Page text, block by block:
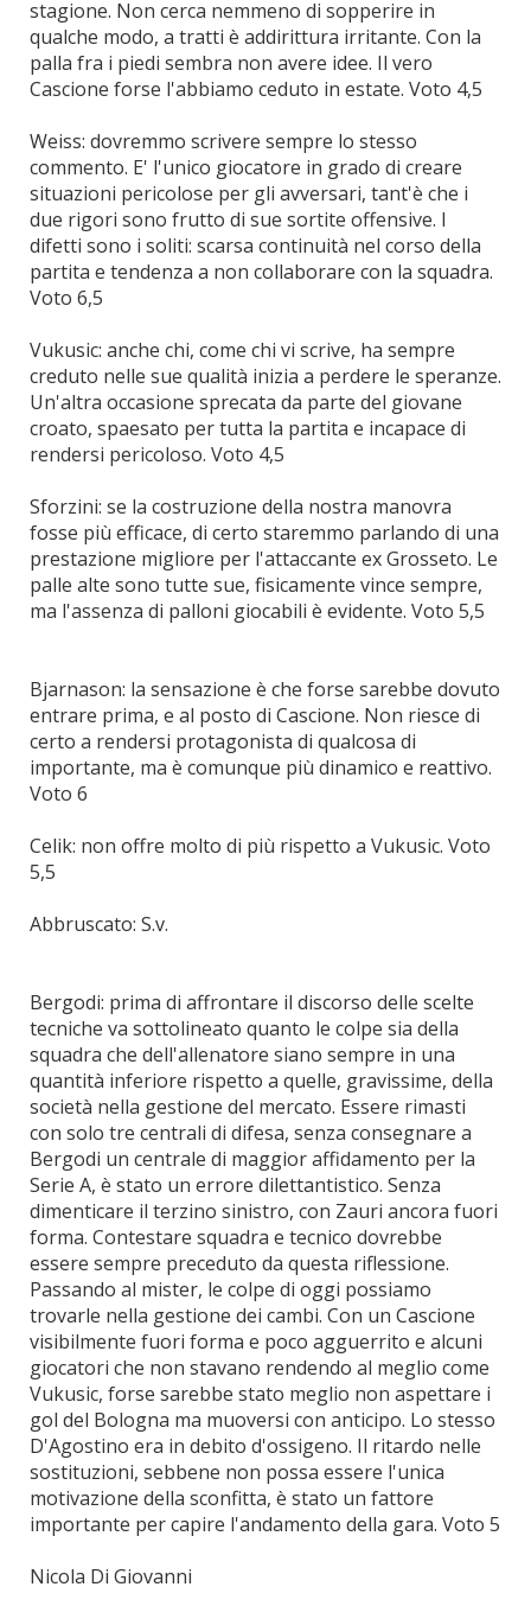
stagione. Non cerca nemmeno di sopperire in
qualche modo, a tratti è addirittura irritante. Con la
palla fra i piedi sembra non avere idee. Il vero
Cascione forse l'abbiamo ceduto in estate. Voto 4,5
Weiss: dovremmo scrivere sempre lo stesso
commento. E' l'unico giocatore in grado di creare
situazioni pericolose per gli avversari, tant'è che i
due rigori sono frutto di sue sortite offensive. I
difetti sono i soliti: scarsa continuità nel corso della
partita e tendenza a non collaborare con la squadra.
Voto 6,5
Vukusic: anche chi, come chi vi scrive, ha sempre
creduto nelle sue qualità inizia a perdere le speranze.
Un'altra occasione sprecata da parte del giovane
croato, spaesato per tutta la partita e incapace di
rendersi pericoloso. Voto 4,5
Sforzini: se la costruzione della nostra manovra
fosse più efficace, di certo staremmo parlando di una
prestazione migliore per l'attaccante ex Grosseto. Le
palle alte sono tutte sue, fisicamente vince sempre,
ma l'assenza di palloni giocabili è evidente. Voto 5,5
Bjarnason: la sensazione è che forse sarebbe dovuto
entrare prima, e al posto di Cascione. Non riesce di
certo a rendersi protagonista di qualcosa di
importante, ma è comunque più dinamico e reattivo.
Voto 6
Celik: non offre molto di più rispetto a Vukusic. Voto
5,5
Abbruscato: S.v.
Bergodi: prima di affrontare il discorso delle scelte
tecniche va sottolineato quanto le colpe sia della
squadra che dell'allenatore siano sempre in una
quantità inferiore rispetto a quelle, gravissime, della
società nella gestione del mercato. Essere rimasti
con solo tre centrali di difesa, senza consegnare a
Bergodi un centrale di maggior affidamento per la
Serie A, è stato un errore dilettantistico. Senza
dimenticare il terzino sinistro, con Zauri ancora fuori
forma. Contestare squadra e tecnico dovrebbe
essere sempre preceduto da questa riflessione.
Passando al mister, le colpe di oggi possiamo
trovarle nella gestione dei cambi. Con un Cascione
visibilmente fuori forma e poco agguerrito e alcuni
giocatori che non stavano rendendo al meglio come
Vukusic, forse sarebbe stato meglio non aspettare i
gol del Bologna ma muoversi con anticipo. Lo stesso
D'Agostino era in debito d'ossigeno. Il ritardo nelle
sostituzioni, sebbene non possa essere l'unica
motivazione della sconfitta, è stato un fattore
importante per capire l'andamento della gara. Voto 5
Nicola Di Giovanni